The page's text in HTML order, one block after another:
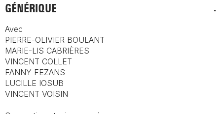
GÉNÉRIQUE
Avec
PIERRE-OLIVIER BOULANT
MARIE-LIS CABRIÈRES
VINCENT COLLET
FANNY FEZANS
LUCILLE IOSUB
VINCENT VOISIN